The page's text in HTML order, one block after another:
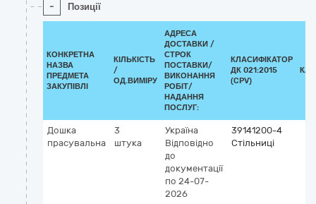
- Позиції
КОНКРЕТНА
НАЗВА
ПРЕДМЕТА
ЗАКУПІВЛІ
КІЛЬКІСТЬ
/
ОД.ВИМІРУ
АДРЕСА
ДОСТАВКИ /
СТРОК
ПОСТАВКИ/
ВИКОНАННЯ
РОБІТ/
НАДАННЯ
ПОСЛУГ:
КЛАСИФІКАТОР
ДК 021:2015
(CPV)
Дошка
прасувальна
3
штука
Україна
Відповідно
до
документації
по 24-07-
2026
39141200-4
Стільниці